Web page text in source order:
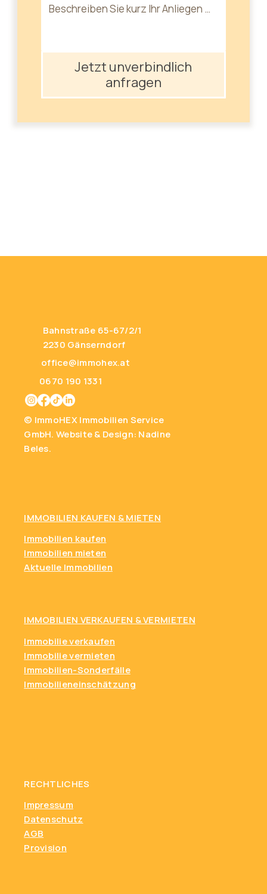
Jetzt unverbindlich
anfragen
RECHTLICHES
Impressum
Datenschutz
AGB
Provision
Bahnstraße 65-67/2/1
2230 Gänserndorf
office@immohex.at
0670 190 1331
© ImmoHEX Immobilien Service
GmbH.Website & Design: Nadine
Beles.
IMMOBILIEN VERKAUFEN & VERMIETEN
Immobilie verkaufen
Immobilie vermieten
Immobilien-Sonderfälle
Immobilieneinschätzung
IMMOBILIEN KAUFEN & MIETEN
Immobilien kaufen
Immobilien mieten
Aktuelle Immobilien